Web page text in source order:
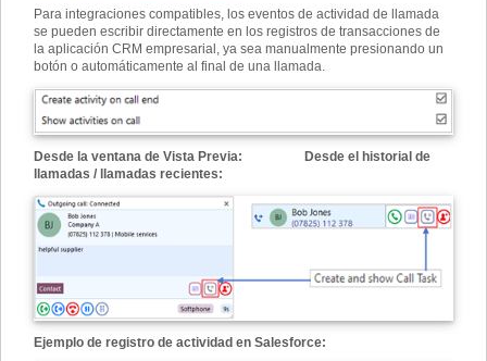
Para integraciones compatibles, los eventos de actividad de llamada
se pueden escribir directamente en los registros de transacciones de
la aplicación CRM empresarial, ya sea manualmente presionando un
botón o automáticamente al final de una llamada.
Desde la ventana de Vista Previa: Desde el historial de
llamadas / llamadas recientes:
Ejemplo de registro de actividad en Salesforce: